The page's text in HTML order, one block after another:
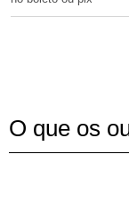
O que os